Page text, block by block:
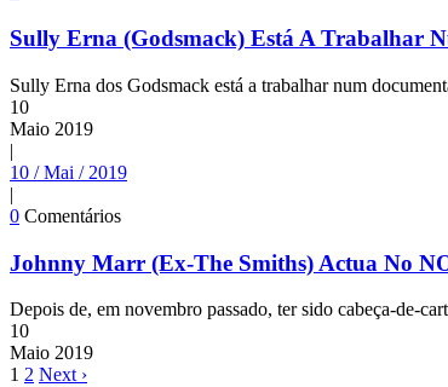
Sully Erna (Godsmack) Está A Trabalhar
Sully Erna dos Godsmack está a trabalhar num
10
Maio 2019
|
10 / Mai / 2019
|
0 Comentários
Johnny Marr (Ex-The Smiths) Actua No
Depois de, em novembro passado, ter sido cabeça-de-
10
Maio 2019
1 2 Next ›